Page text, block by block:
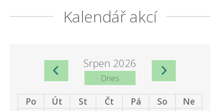
Kalendář akcí
Srpen 2026
Dnes
Po Út St Čt Pá So
Ne